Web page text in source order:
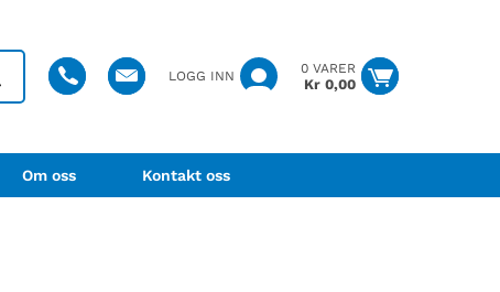
LOGG INN
0 VARER
Kr0,00
Om oss Kontakt oss